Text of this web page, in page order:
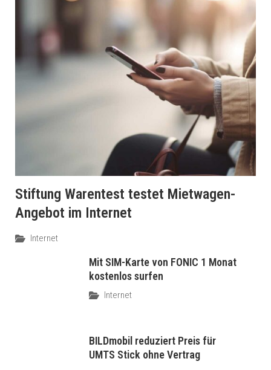
Stiftung Warentest testet Mietwagen-
Angebot im Internet
Internet
Mit SIM-Karte von FONIC 1 Monat
kostenlos surfen
Internet
BILDmobil reduziert Preis für
UMTS Stick ohne Vertrag